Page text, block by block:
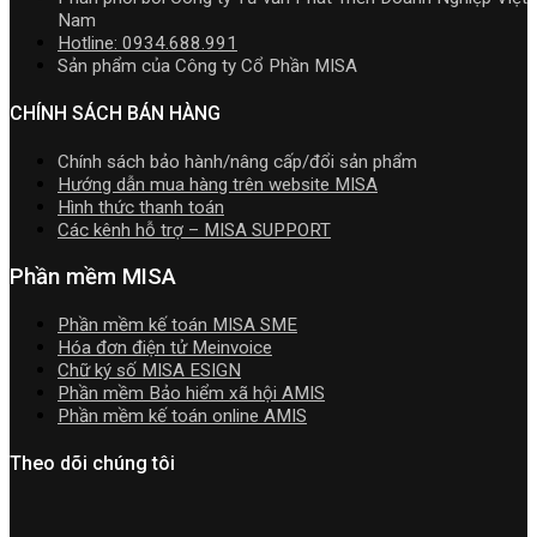
trị
doanh
nghiệp
hợp
nhất
mới
2026
Nam
Hotline: 0934.688.991
Sản phẩm của Công ty Cổ Phần MISA
CHÍNH SÁCH BÁN HÀNG
Chính sách bảo hành/nâng cấp/đổi sản phẩm
Hướng dẫn mua hàng trên website MISA
Hình thức thanh toán
Các kênh hỗ trợ – MISA SUPPORT
Phần mềm MISA
Phần mềm kế toán MISA SME
Hóa đơn điện tử Meinvoice
Chữ ký số MISA ESIGN
Phần mềm Bảo hiểm xã hội AMIS
Phần mềm kế toán online AMIS
Theo dõi chúng tôi